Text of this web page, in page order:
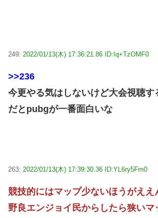
249: 2022/01/13(木) 17:36:21.86 ID:Iq+TzOMF0
>>236
今更やる気はしないけど大会視聴す
だとpubgが一番面白いな
263: 2022/01/13(木) 17:39:30.36 ID:YL6ry5Fm0
競技的にはマップ少ないほうがええ
野良エンジョイ民からしたら狭いマ